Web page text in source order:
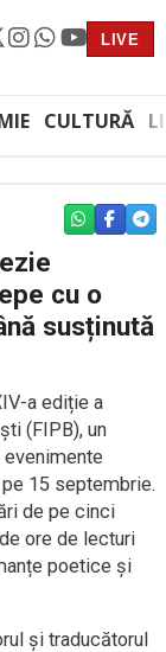
LIVE
CULTURĂ
WHATSAPP
cu o
susținută
a ediție a
(FIPB), un
15 septembrie.
de pe cinci
ore de lecturi
poetice și
și traducătorul